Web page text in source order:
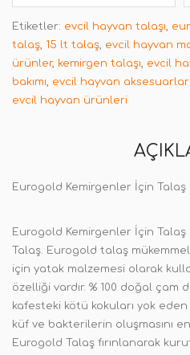
Etiketler: evcil hayvan talaşı,
talaş, 15 lt talaş, evcil hayvan
ürünler, kemirgen talaşı, evcil
bakımı, evcil hayvan aksesuarları
evcil hayvan ürünleri
Eurogold Kemirgenler İçin Talaş
Eurogold Kemirgenler İçin
Talaş. Eurogold talaş
için yatak malzemesi olarak
özelliği vardır. % 100 doğal çam
kafesteki kötü kokuları yok
küf ve bakterilerin oluşmasını
Eurogold Talaş fırınlanarak